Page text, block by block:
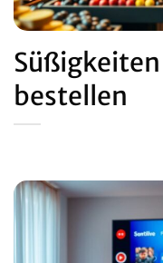
bestellen